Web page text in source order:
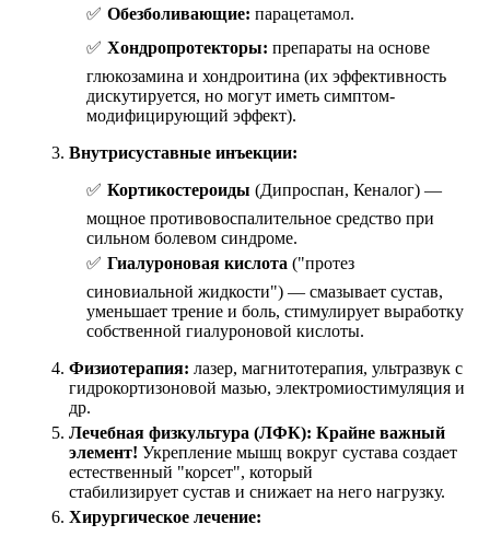
Обезболивающие: парацетамол.
Хондропротекторы: препараты на основе
глюкозамина и хондроитина (их эффективность
дискутируется, но могут иметь симптом-
модифицирующий эффект).
Внутрисуставные инъекции:
Кортикостероиды (Дипроспан, Кеналог) —
мощное противовоспалительное средство при
сильном болевом синдроме.
Гиалуроновая кислота("протез
синовиальной жидкости") — смазывает сустав,
уменьшает трение и боль, стимулирует выработку
собственной гиалуроновой кислоты.
Физиотерапия: лазер, магнитотерапия, ультразвук с
гидрокортизоновой мазью, электромиостимуляция и
др.
Лечебная физкультура (ЛФК): Крайне важный
элемент! Укрепление мышц вокруг сустава создает
естественный "корсет", который
стабилизирует сустав и снижает на него нагрузку.
Хирургическое лечение: